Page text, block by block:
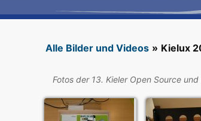
Alle Bilder und Videos » Kielux
Fotos der 13. Kieler Open Source